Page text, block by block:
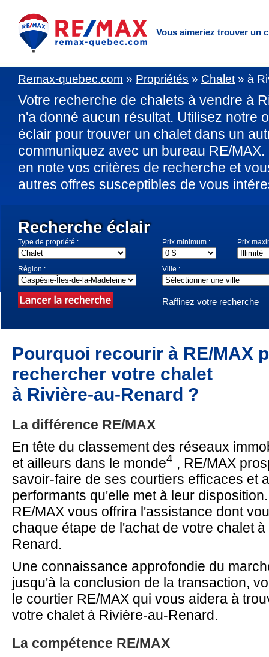
Vous aimeriez trouver un
Remax-quebec.com » Propriétés » Chalet » à
Votre recherche de chalets à vendre à
n'a donné aucun résultat. Utilisez notre
éclair pour trouver un chalet dans un
communiquez avec un bureau RE/
en note vos critères de recherche et
autres offres susceptibles de vous
Recherche éclair
Type de propriété : Prix minimum : Prix
Région : Ville :
Raffinez votre recherche
Pourquoi recourir à RE/MAX
rechercher votre chalet
à Rivière-au-Renard ?
La différence RE/MAX
En tête du classement des réseaux
et ailleurs dans le monde4 , RE/MAX
savoir-faire de ses courtiers efficaces et
performants qu'elle met à leur
RE/MAX vous offrira l'assistance dont
chaque étape de l'achat de votre chalet
Renard.
Une connaissance approfondie du
jusqu'à la conclusion de la transaction,
le courtier RE/MAX qui vous aidera à
votre chalet à Rivière-au-Renard.
La compétence RE/MAX